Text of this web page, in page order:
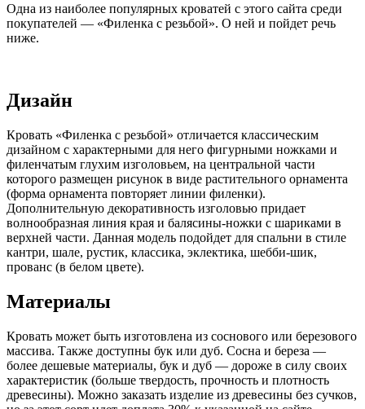
Одна из наиболее популярных кроватей с этого сайта среди
покупателей — «Филенка с резьбой». О ней и пойдет речь
ниже.
Дизайн
Кровать «Филенка с резьбой» отличается классическим
дизайном с характерными для него фигурными ножками и
филенчатым глухим изголовьем, на центральной части
которого размещен рисунок в виде растительного орнамента
(форма орнамента повторяет линии филенки).
Дополнительную декоративность изголовью придает
волнообразная линия края и балясины-ножки с шариками в
верхней части. Данная модель подойдет для спальни в стиле
кантри, шале, рустик, классика, эклектика, шебби-шик,
прованс (в белом цвете).
Материалы
Кровать может быть изготовлена из соснового или березового
массива. Также доступны бук или дуб. Сосна и береза —
более дешевые материалы, бук и дуб — дороже в силу своих
характеристик (больше твердость, прочность и плотность
древесины). Можно заказать изделие из древесины без сучков,